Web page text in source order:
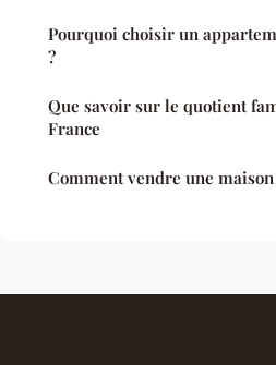
Pourquoi choisir un
?
Que savoir sur le quotient
France
Comment vendre une